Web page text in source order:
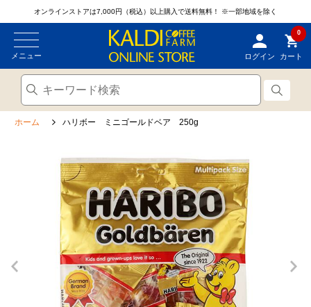
オンラインストアは7,000円（税込）以上購入で送料無料！ ※一部地域を除く
メニュー ログイン
0
カート
ホーム ハリボー ミニゴールドベア 250g